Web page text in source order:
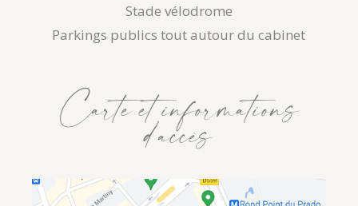
Stade vélodrome
Parkings publics tout autour du cabinet
Carte et informations
d’accès